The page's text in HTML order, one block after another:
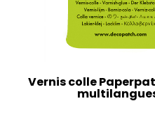
Vernis colle